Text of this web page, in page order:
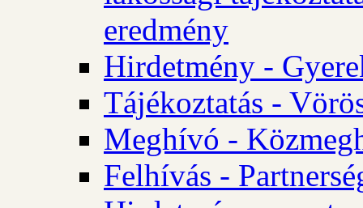
eredmény
Hirdetmény -
Tájékoztatás -
Meghívó -
Felhívás -